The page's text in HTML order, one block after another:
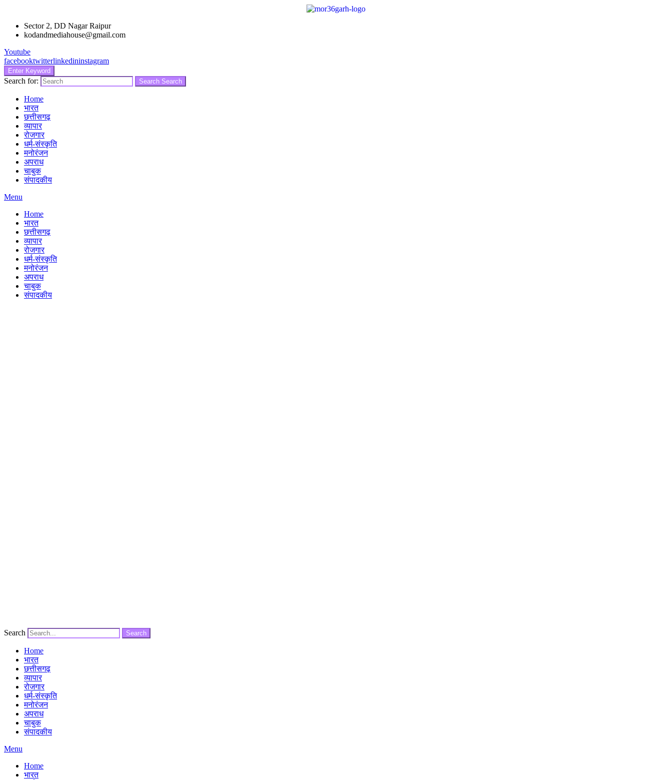
Sector 2, DD Nagar Raipur
kodandmediahouse@gmail.com
Youtube
facebooktwitterlinkedininstagram
Enter Keyword
Search for: Search Search
Home
भारत
छत्तीसगढ़
व्यापार
रोजगार
धर्म-संस्कृति
मनोरंजन
अपराध
चाबुक
संपादकीय
Menu
Home
भारत
छत्तीसगढ़
व्यापार
रोजगार
धर्म-संस्कृति
मनोरंजन
अपराध
चाबुक
संपादकीय
Search Search
Home
भारत
छत्तीसगढ़
व्यापार
रोजगार
धर्म-संस्कृति
मनोरंजन
अपराध
चाबुक
संपादकीय
Menu
Home
भारत